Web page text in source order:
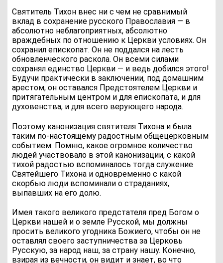
Святитель Тихон внес ни с чем не сравнимый
вклад в сохранение русского Православия — в
абсолютно неблагоприятных, абсолютно
враждебных по отношению к Церкви условиях. Он
сохранил епископат. Он не поддался на лесть
обновленческого раскола. Он всеми силами
сохранял единство Церкви — и ведь добился этого!
Будучи практически в заключении, под домашним
арестом, он оставался Предстоятелем Церкви и
притягательным центром и для епископата, и для
духовенства, и для всего верующего народа.
Поэтому канонизация святителя Тихона и была
таким по-настоящему радостным общецерковным
событием. Помню, какое огромное количество
людей участвовало в этой канонизации, с какой
тихой радостью вспоминалось тогда служение
Святейшего Тихона и одновременно с какой
скорбью люди вспоминали о страданиях,
выпавших на его долю.
Имея такого великого предстателя пред Богом о
Церкви нашей и о земле Русской, мы должны
просить великого угодника Божиего, чтобы он не
оставлял своего заступничества за Церковь
Русскую, за народ наш, за страну нашу. Конечно,
взирая из вечности, он видит и знает, во что